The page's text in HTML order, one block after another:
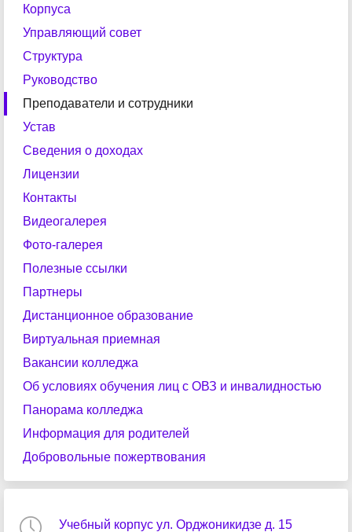
Корпуса
Управляющий совет
Структура
Руководство
Преподаватели и сотрудники
Устав
Сведения о доходах
Лицензии
Контакты
Видеогалерея
Фото-галерея
Полезные ссылки
Партнеры
Дистанционное образование
Виртуальная приемная
Вакансии колледжа
Об условиях обучения лиц с ОВЗ и инвалидностью
Панорама колледжа
Информация для родителей
Добровольные пожертвования
Учебный корпус ул. Орджоникидзе д. 15